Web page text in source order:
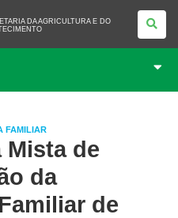
DA AGRICULTURA E DO
FAMILIAR
Mista de
da
de